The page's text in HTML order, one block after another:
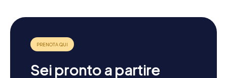
Sei pronto a partire